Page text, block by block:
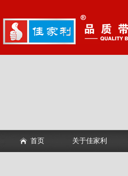
首页 关于佳家利